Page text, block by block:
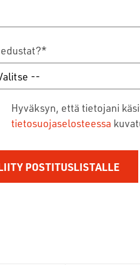
*
Hyväksyn, että tietojani
tietosuojaselosteessa